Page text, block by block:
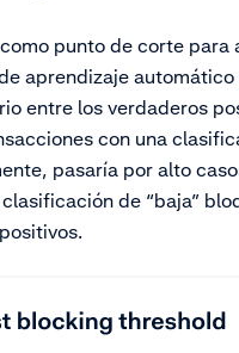
punto de corte
aprendizaje
entre los verdaderos
con una
pasaría por alto
de “baja”